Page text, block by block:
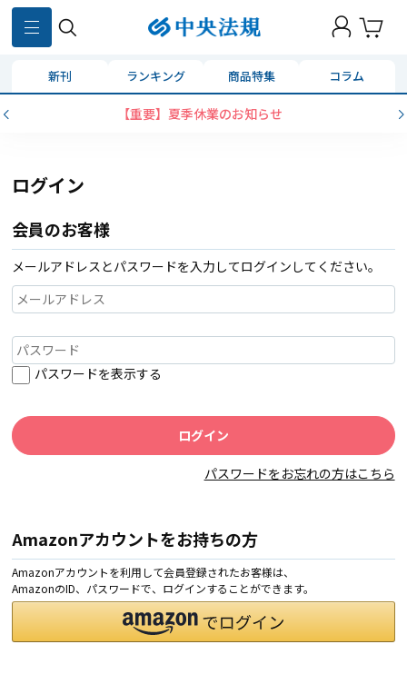
新刊 ランキング 商品特集 コラム
【重要】夏季休業のお知らせ
ログイン
会員のお客様
メールアドレスとパスワードを入力してログインしてください。
パスワードを表示する
パスワードをお忘れの方はこちら
Amazonアカウントをお持ちの方
Amazonアカウントを利用して会員登録されたお客様は、
AmazonのID、パスワードで、ログインすることができます。